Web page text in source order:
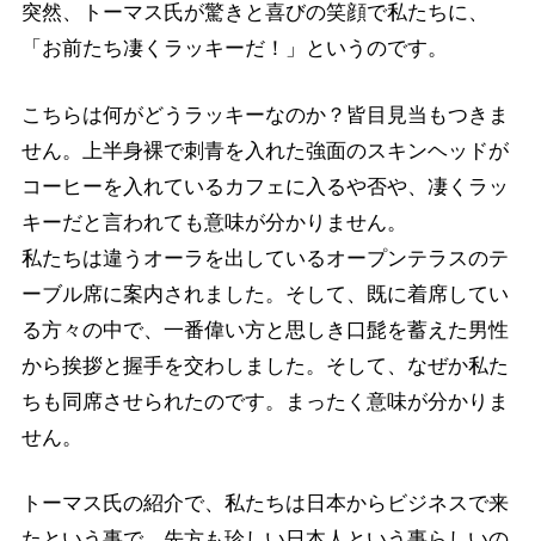
突然、トーマス氏が驚きと喜びの笑顔で私たちに、
「お前たち凄くラッキーだ！」というのです。
こちらは何がどうラッキーなのか？皆目見当もつきま
せん。上半身裸で刺青を入れた強面のスキンヘッドが
コーヒーを入れているカフェに入るや否や、凄くラッ
キーだと言われても意味が分かりません。
私たちは違うオーラを出しているオープンテラスのテ
ーブル席に案内されました。そして、既に着席してい
る方々の中で、一番偉い方と思しき口髭を蓄えた男性
から挨拶と握手を交わしました。そして、なぜか私た
ちも同席させられたのです。まったく意味が分かりま
せん。
トーマス氏の紹介で、私たちは日本からビジネスで来